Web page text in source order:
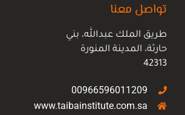
تواصل معنا
طريق الملك عبدالله، بني
حارثة، المدينة المنورة
42313
00966596011209
www.taibainstitute.com.sa